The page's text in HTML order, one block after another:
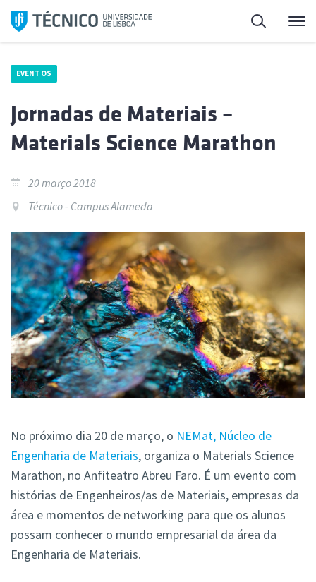
Saltar
para
Pesquisa
EVENTOS
Jornadas de Materiais –
Materials Science Marathon
20 março 2018
Técnico - Campus Alameda
No próximo dia 20 de março, o NEMat, Núcleo de
Engenharia de Materiais, organiza o Materials Science
Marathon, no Anfiteatro Abreu Faro. É um evento com
histórias de Engenheiros/as de Materiais, empresas da
área e momentos de networking para que os alunos
possam conhecer o mundo empresarial da área da
Engenharia de Materiais.